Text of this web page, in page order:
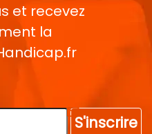
et recevez
la
S'inscrire